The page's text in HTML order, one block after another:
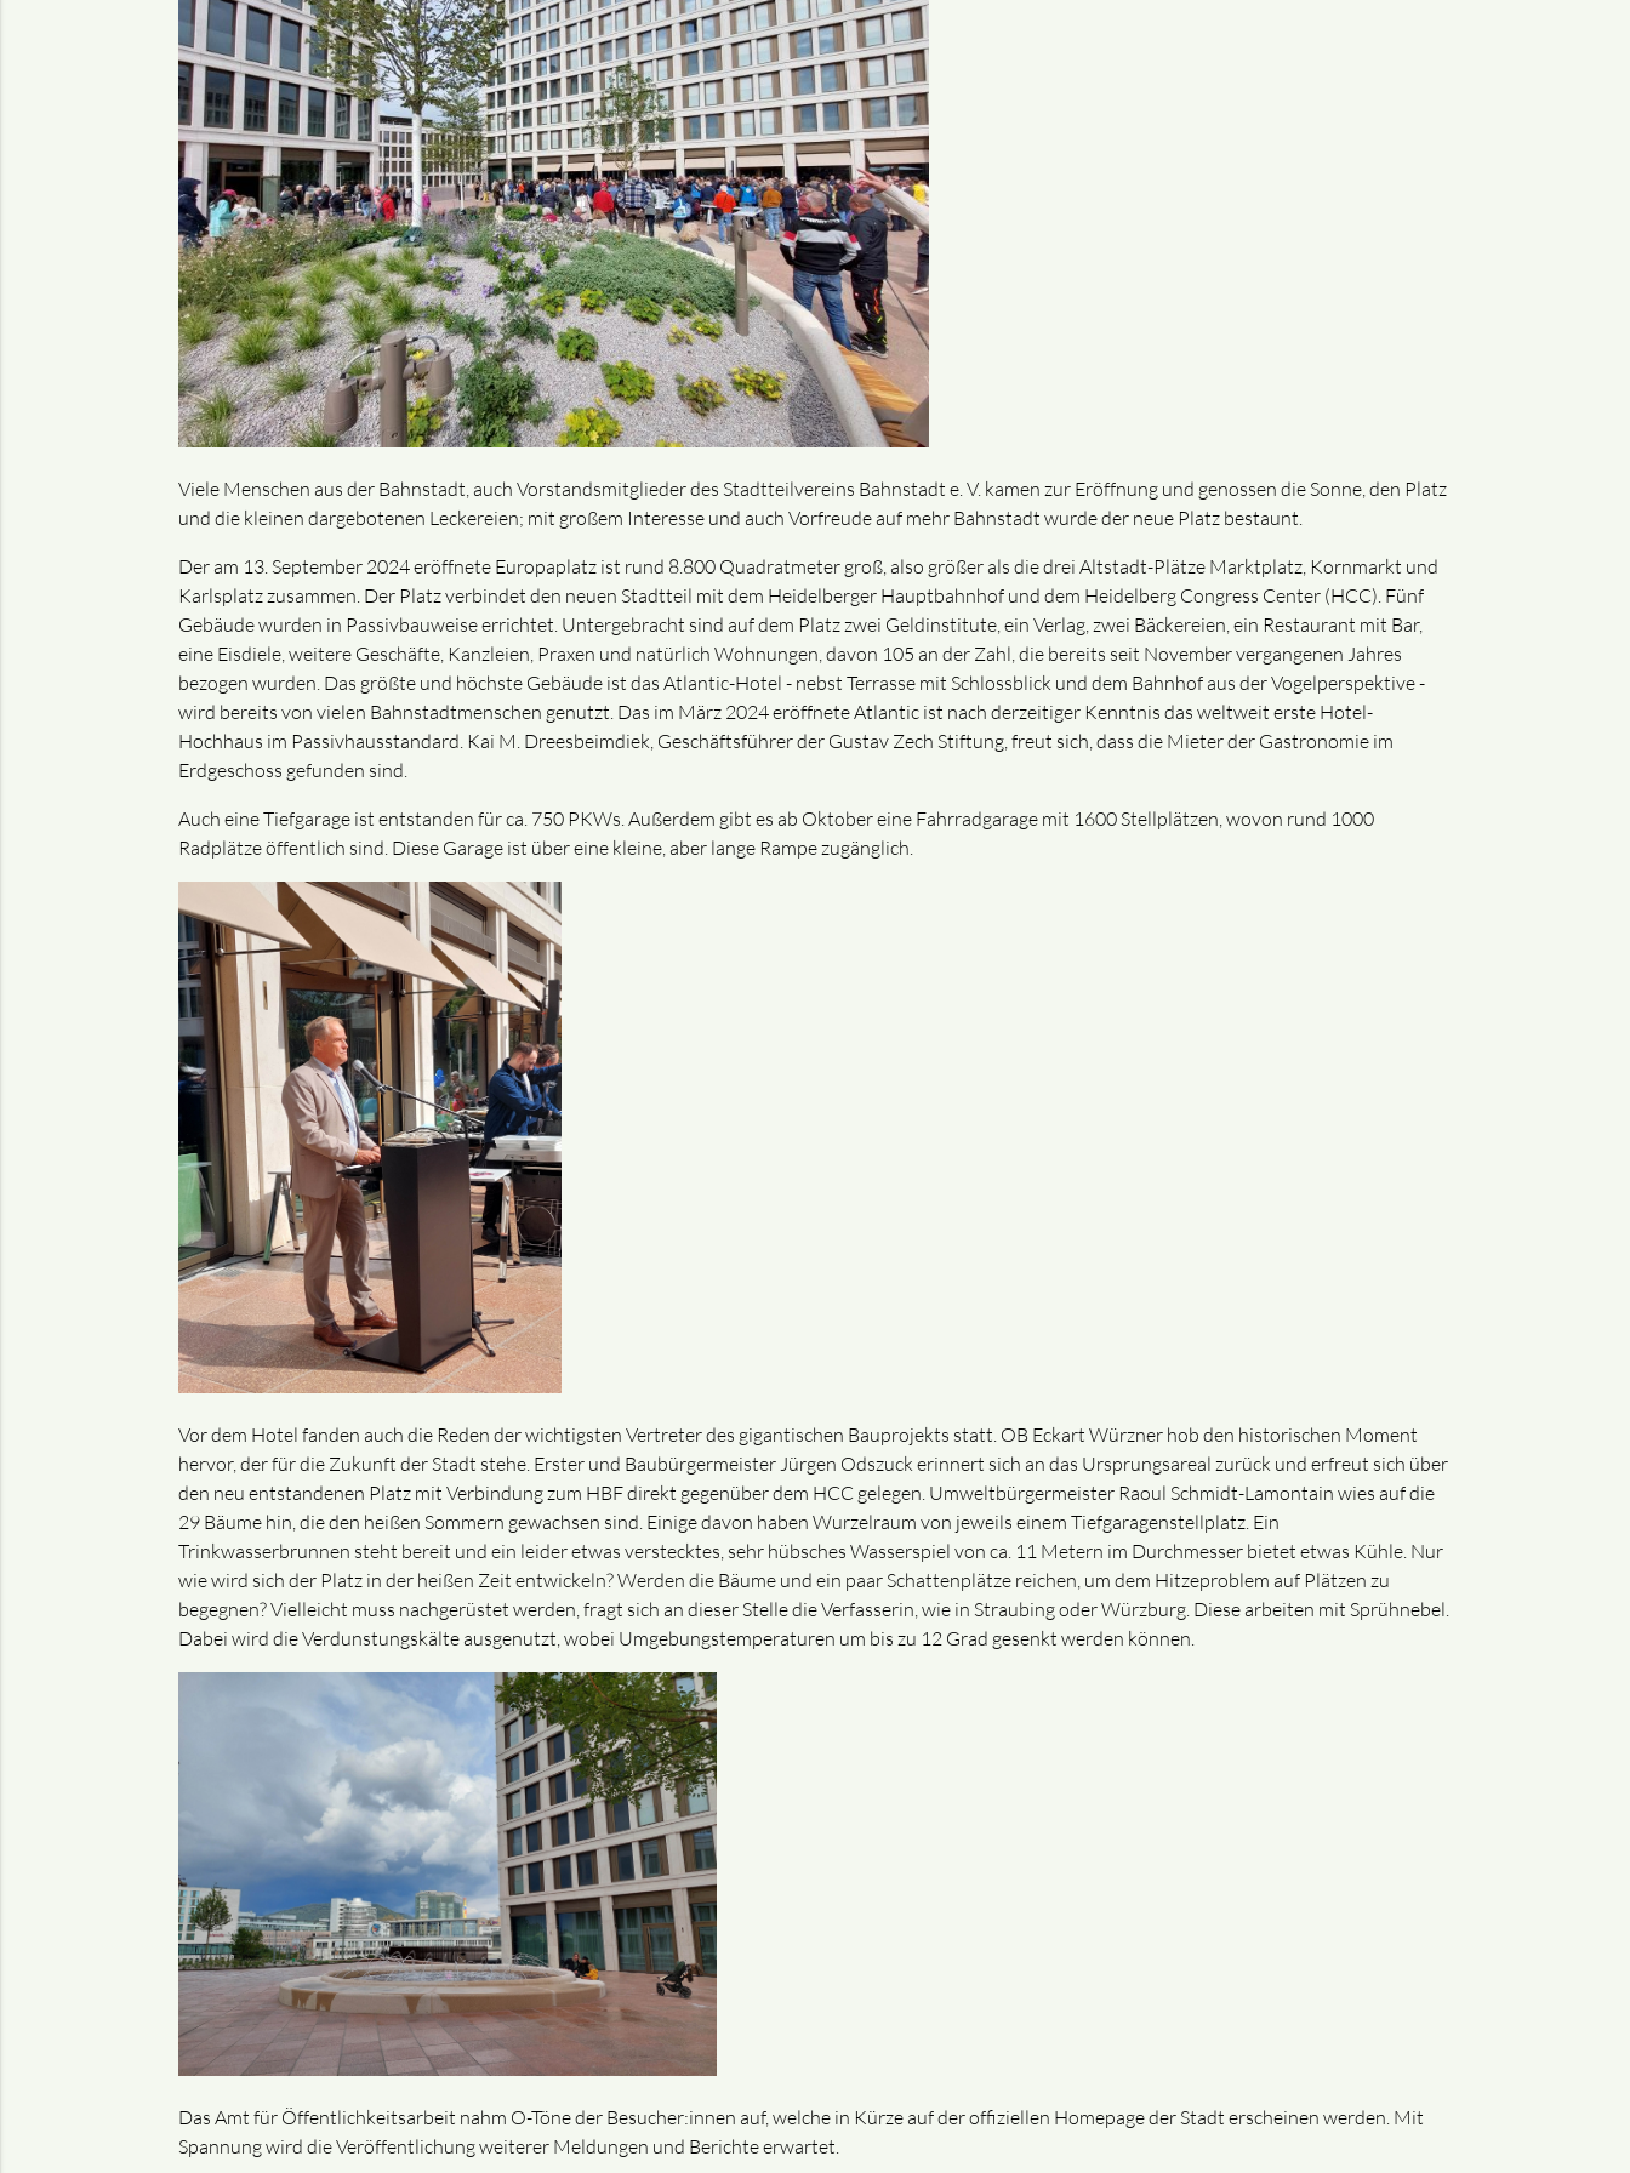
Viele Menschen aus der Bahnstadt, auch Vorstandsmitglieder des Stadtteilvereins Bahnstadt e. V. kamen zur Eröffnung und genossen die Sonne, den Platz
und die kleinen dargebotenen Leckereien; mit großem Interesse und auch Vorfreude auf mehr Bahnstadt wurde der neue Platz bestaunt.
Der am 13. September 2024 eröffnete Europaplatz ist rund 8.800 Quadratmeter groß, also größer als die drei Altstadt-Plätze Marktplatz, Kornmarkt und
Karlsplatz zusammen. Der Platz verbindet den neuen Stadtteil mit dem Heidelberger Hauptbahnhof und dem Heidelberg Congress Center (HCC). Fünf
Gebäude wurden in Passivbauweise errichtet. Untergebracht sind auf dem Platz zwei Geldinstitute, ein Verlag, zwei Bäckereien, ein Restaurant mit Bar,
eine Eisdiele, weitere Geschäfte, Kanzleien, Praxen und natürlich Wohnungen, davon 105 an der Zahl, die bereits seit November vergangenen Jahres
bezogen wurden. Das größte und höchste Gebäude ist das Atlantic-Hotel - nebst Terrasse mit Schlossblick und dem Bahnhof aus der Vogelperspektive -
wird bereits von vielen Bahnstadtmenschen genutzt. Das im März 2024 eröffnete Atlantic ist nach derzeitiger Kenntnis das weltweit erste Hotel-
Hochhaus im Passivhausstandard. Kai M. Dreesbeimdiek, Geschäftsführer der Gustav Zech Stiftung, freut sich, dass die Mieter der Gastronomie im
Erdgeschoss gefunden sind.
Auch eine Tiefgarage ist entstanden für ca. 750 PKWs. Außerdem gibt es ab Oktober eine Fahrradgarage mit 1600 Stellplätzen, wovon rund 1000
Radplätze öffentlich sind. Diese Garage ist über eine kleine, aber lange Rampe zugänglich.
Vor dem Hotel fanden auch die Reden der wichtigsten Vertreter des gigantischen Bauprojekts statt. OB Eckart Würzner hob den historischen Moment
hervor, der für die Zukunft der Stadt stehe. Erster und Baubürgermeister Jürgen Odszuck erinnert sich an das Ursprungsareal zurück und erfreut sich über
den neu entstandenen Platz mit Verbindung zum HBF direkt gegenüber dem HCC gelegen. Umweltbürgermeister Raoul Schmidt-Lamontain wies auf die
29 Bäume hin, die den heißen Sommern gewachsen sind. Einige davon haben Wurzelraum von jeweils einem Tiefgaragenstellplatz. Ein
Trinkwasserbrunnen steht bereit und ein leider etwas verstecktes, sehr hübsches Wasserspiel von ca. 11 Metern im Durchmesser bietet etwas Kühle. Nur
wie wird sich der Platz in der heißen Zeit entwickeln? Werden die Bäume und ein paar Schattenplätze reichen, um dem Hitzeproblem auf Plätzen zu
begegnen? Vielleicht muss nachgerüstet werden, fragt sich an dieser Stelle die Verfasserin, wie in Straubing oder Würzburg. Diese arbeiten mit Sprühnebel.
Dabei wird die Verdunstungskälte ausgenutzt, wobei Umgebungstemperaturen um bis zu 12 Grad gesenkt werden können.
Das Amt für Öffentlichkeitsarbeit nahm O-Töne der Besucher:innen auf, welche in Kürze auf der offiziellen Homepage der Stadt erscheinen werden. Mit
Spannung wird die Veröffentlichung weiterer Meldungen und Berichte erwartet.